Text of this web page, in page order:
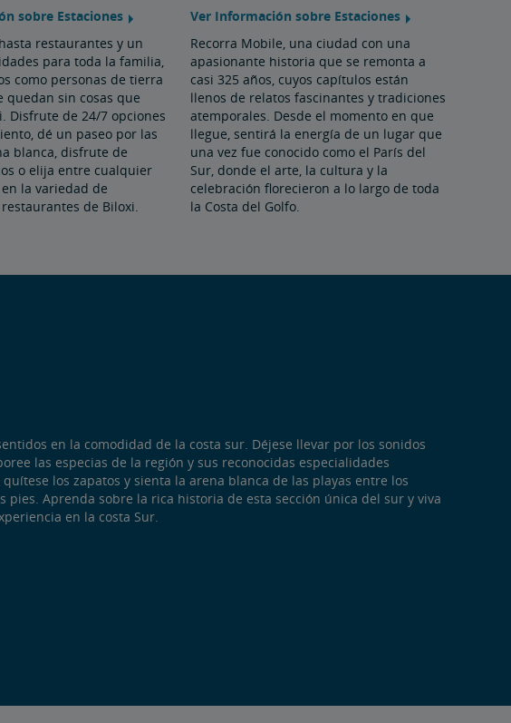
sobre Estaciones
restaurantes y un
para toda la familia,
como personas de tierra
quedan sin cosas que
Disfrute de 24/7 opciones
dé un paseo por las
blanca, disfrute de
o elija entre cualquier
la variedad de
de Biloxi.
Ver Información sobre Estaciones
Recorra Mobile, una ciudad con una
apasionante historia que se remonta a
casi 325 años, cuyos capítulos están
llenos de relatos fascinantes y tradiciones
atemporales. Desde el momento en que
llegue, sentirá la energía de un lugar que
una vez fue conocido como el París del
Sur, donde el arte, la cultura y la
celebración florecieron a lo largo de toda
la Costa del Golfo.
en la comodidad de la costa sur. Déjese llevar por los sonidos
las especias de la región y sus reconocidas especialidades
los zapatos y sienta la arena blanca de las playas entre los
pies. Aprenda sobre la rica historia de esta sección única del sur y viva
en la costa Sur.